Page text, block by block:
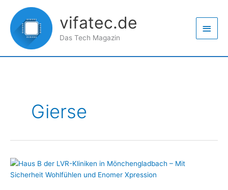
Inhalt
springen
vifatec.de
Das Tech Magazin
Gierse
Haus
B